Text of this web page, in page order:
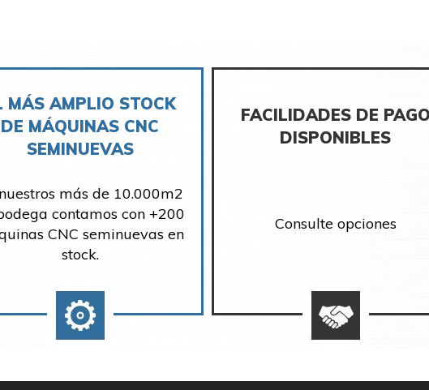
MÁS AMPLIO STOCK
DE MÁQUINAS CNC
SEMINUEVAS
más de 10.000m2
contamos con +200
CNC seminuevas en
stock.
FACILIDADES DE PAGO
DISPONIBLES
Consulte opciones